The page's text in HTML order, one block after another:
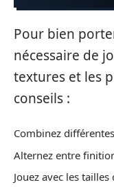
Pour bien
nécessaire de
textures et les
conseils :
Combinez
Alternez entre
Jouez avec les